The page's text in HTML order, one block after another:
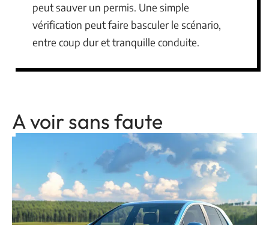
peut sauver un permis. Une simple
vérification peut faire basculer le scénario,
entre coup dur et tranquille conduite.
A voir sans faute